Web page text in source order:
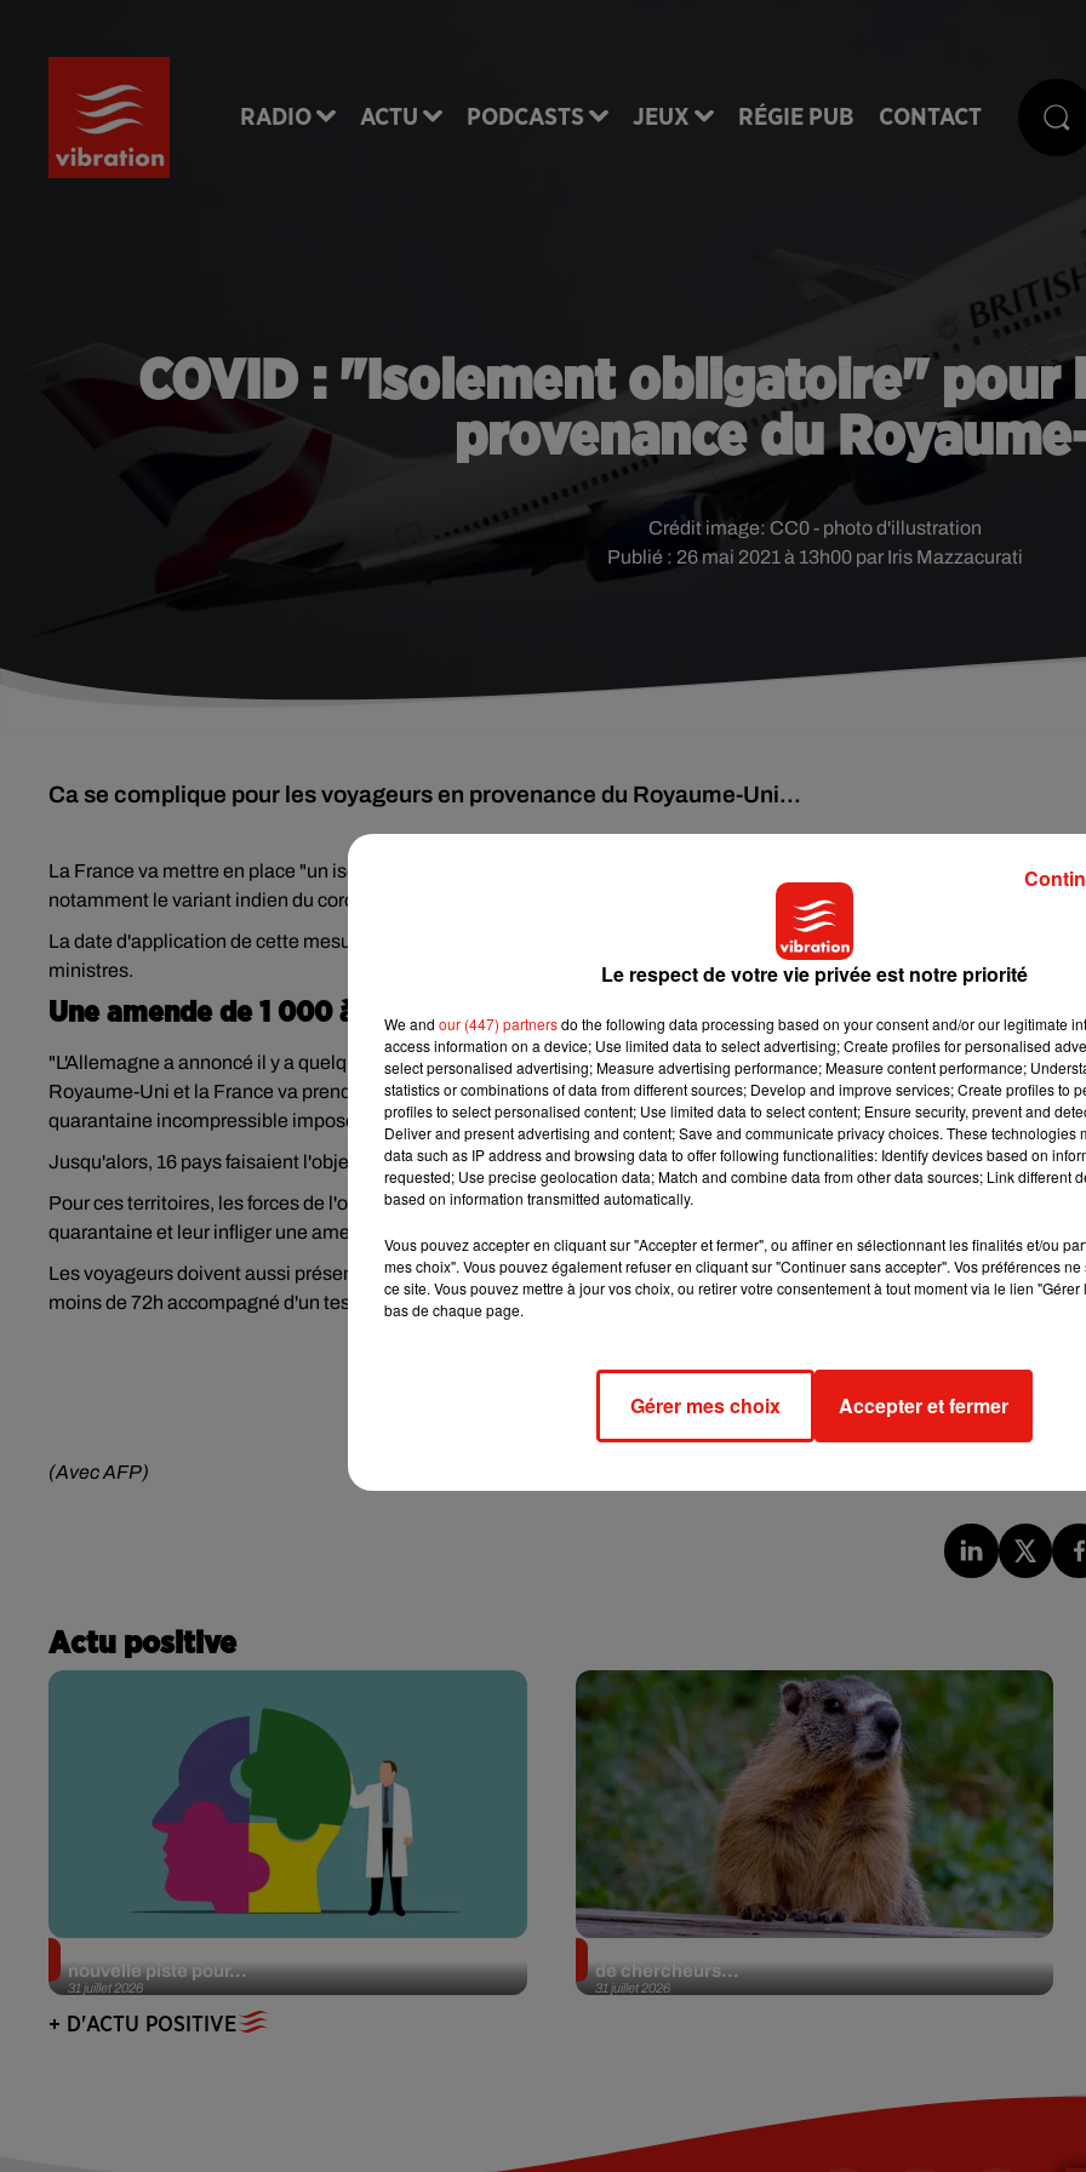
RADIO ACTU PODCASTS JEUX RÉGIE PUB CONTACT
COVID : "Isolement obligatoire" pour
provenance du
Publié : 26 mai 2021 à 13h00 par Iris Mazzacurati
Crédit image: CC0 - photo d'illustration
Ca se complique pour les voyageurs en provenance du Royaume-Uni...
La France va mettre en place "un isolement obligatoire" pour les voyageurs en provenance du Royaume-Uni où circule
notamment le variant indien du coronavirus, a annoncé mercredi le porte-parole du gouvernement Gabriel Attal.
La date d'application de cette mesure sera "précisée dans les prochaines heures", a ajouté M. Attal à l'issue du Conseil des
ministres.
Une amende de 1 000 à 1 500 euros
"L'Allemagne a annoncé il y a quelques jours des mesures supplémentaires (...) pour les personnes qui proviennent du
Royaume-Uni et la France va prendre des mesures semblables", a souligné M. Attal, en référence aux deux semaines de
quarantaine incompressible imposées par Berlin depuis dimanche.
Jusqu'alors, 16 pays faisaient l'objet d'une quarantaine obligatoire en France, dont le Brésil, l'Inde, l'Argentine ou la
Pour ces territoires, les forces de l'ordre peuvent vérifier de manière inopinée la présence des voyageurs sur leur lieu de
quarantaine et leur infliger une amende de 1 000 à 1 500 euros en cas d'absence.
Les voyageurs doivent aussi présenter un test PCR négatif de moins de 36h (au lieu de 72h), ou un test PCR négatif de
moins de 72h accompagné d'un test antigénique négatif de moins de 24h.
(Avec AFP)
Actu positive
31 juillet 2026
nouvelle piste pour...
31 juillet 2026
de chercheurs...
+ D'ACTU POSITIVE
Le respect de votre vie privée est notre priorité
We and our (447) partnersdo the following data processing based on your consent and/or our legitimate
access information on a device; Use limited data to select advertising; Create profiles for personalised
select personalised advertising; Measure advertising performance; Measure content performance;
statistics or combinations of data from different sources; Develop and improve services; Create profiles to
profiles to select personalised content; Use limited data to select content; Ensure security, prevent and
Deliver and present advertising and content; Save and communicate privacy choices. These technologies
data such as IP address and browsing data to offer following functionalities: Identify devices based on
requested; Use precise geolocation data; Match and combine data from other data sources; Link different
based on information transmitted automatically.
Vous pouvez accepter en cliquant sur "Accepter et fermer", ou affiner en sélectionnant les finalités et/ou
mes choix". Vous pouvez également refuser en cliquant sur "Continuer sans accepter". Vos préférences
ce site. Vous pouvez mettre à jour vos choix, ou retirer votre consentement à tout moment via le lien
bas de chaque page.
Gérer mes choix Accepter et fermer